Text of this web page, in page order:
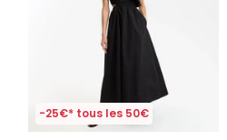
-25€* tous les 50€